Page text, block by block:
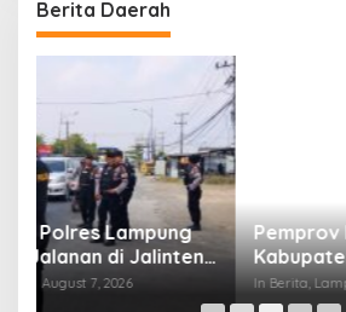
Berita Daerah
Pemprov Lampung Perkuat
Kabupaten untuk Percepat
Tanggamus
In Berita, Lampung, Provinsi August 7,